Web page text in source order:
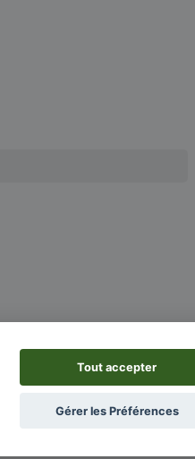
Tout accepter
Gérer les Préférences